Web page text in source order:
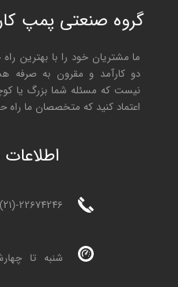
گروه صنعتی پمپ
ما مشتریان خود را با بهترین
دو کارآمد و مقرون به صرفه
نیست که مسئله شما بزرگ یا
اعتماد کنید که متخصصان ما
ا
22674246